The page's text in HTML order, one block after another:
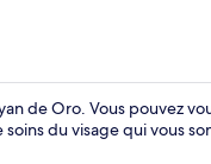
de Oro. Vous pouvez
du visage qui vous